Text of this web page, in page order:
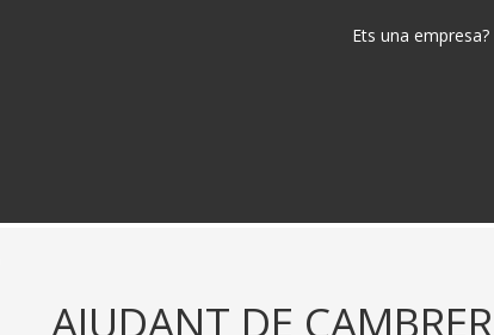
Ets una empresa?
AJUDANT DE CAMBRER